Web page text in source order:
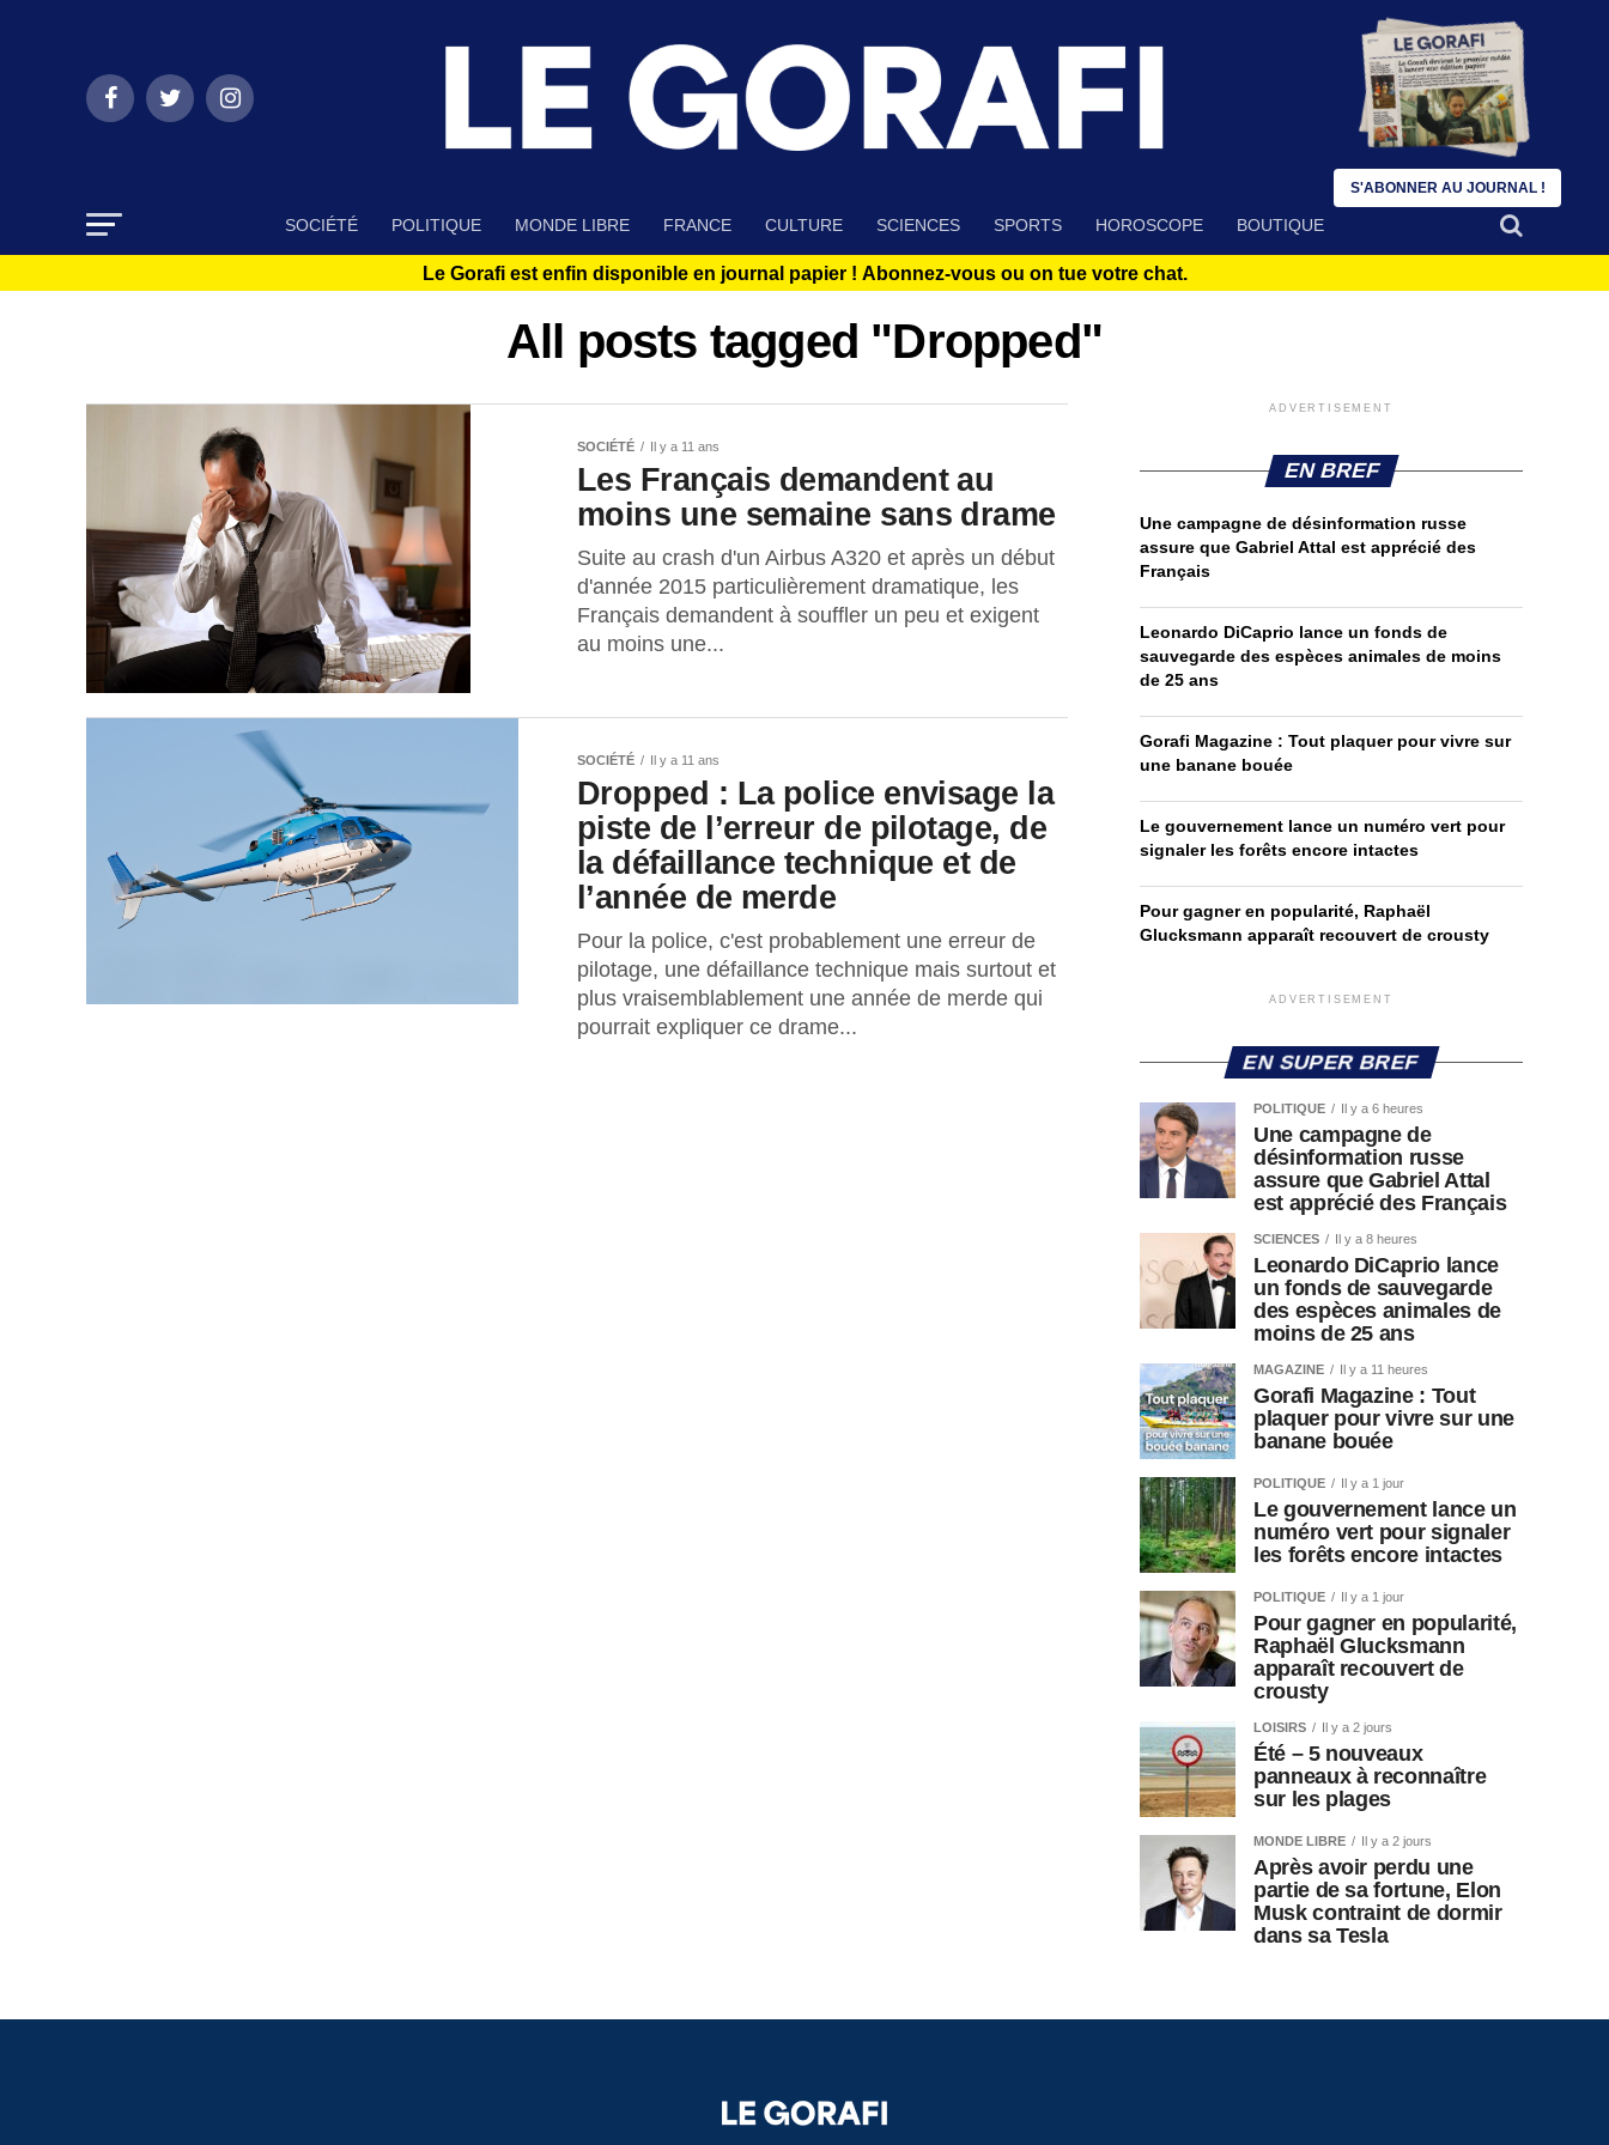
SOCIÉTÉ POLITIQUE MONDE LIBRE FRANCE CULTURE SCIENCES SPORTS HOROSCOPE BOUTIQUE
Le Gorafi est enfin disponible en journal papier ! Abonnez-vous ou on tue votre chat.
All posts tagged "Dropped"
SOCIÉTÉ Il y a 11 ans
Les Français demandent au
moins une semaine sans drame
Suite au crash d'un Airbus A320 et après un début
d'année 2015 particulièrement dramatique, les
Français demandent à souffler un peu et exigent
au moins une...
SOCIÉTÉ Il y a 11 ans
Dropped : La police envisage la
piste de l’erreur de pilotage, de
la défaillance technique et de
l’année de merde
Pour la police, c'est probablement une erreur de
pilotage, une défaillance technique mais surtout et
plus vraisemblablement une année de merde qui
pourrait expliquer ce drame...
ADVERTISEMENT
EN BREF
Une campagne de désinformation russe
assure que Gabriel Attal est apprécié des
Français
Leonardo DiCaprio lance un fonds de
sauvegarde des espèces animales de moins
de 25 ans
Gorafi Magazine : Tout plaquer pour vivre sur
une banane bouée
Le gouvernement lance un numéro vert pour
signaler les forêts encore intactes
Pour gagner en popularité, Raphaël
Glucksmann apparaît recouvert de crousty
ADVERTISEMENT
EN SUPER BREF
POLITIQUE Il y a 6 heures
Une campagne de
désinformation russe
assure que Gabriel Attal
est apprécié des Français
SCIENCES Il y a 8 heures
Leonardo DiCaprio lance
un fonds de sauvegarde
des espèces animales de
moins de 25 ans
MAGAZINE Il y a 11 heures
Gorafi Magazine : Tout
plaquer pour vivre sur une
banane bouée
POLITIQUE Il y a 1 jour
Le gouvernement lance un
numéro vert pour signaler
les forêts encore intactes
POLITIQUE Il y a 1 jour
Pour gagner en popularité,
Raphaël Glucksmann
apparaît recouvert de
crousty
LOISIRS Il y a 2 jours
Été – 5 nouveaux
panneaux à reconnaître
sur les plages
MONDE LIBRE Il y a 2 jours
Après avoir perdu une
partie de sa fortune, Elon
Musk contraint de dormir
dans sa Tesla
S'ABONNER AU JOURNAL !